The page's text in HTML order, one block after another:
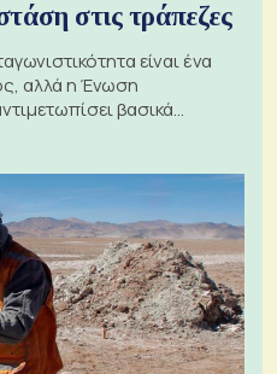
στις τράπεζες
είναι ένα
αλλά η Ένωση
βασικά